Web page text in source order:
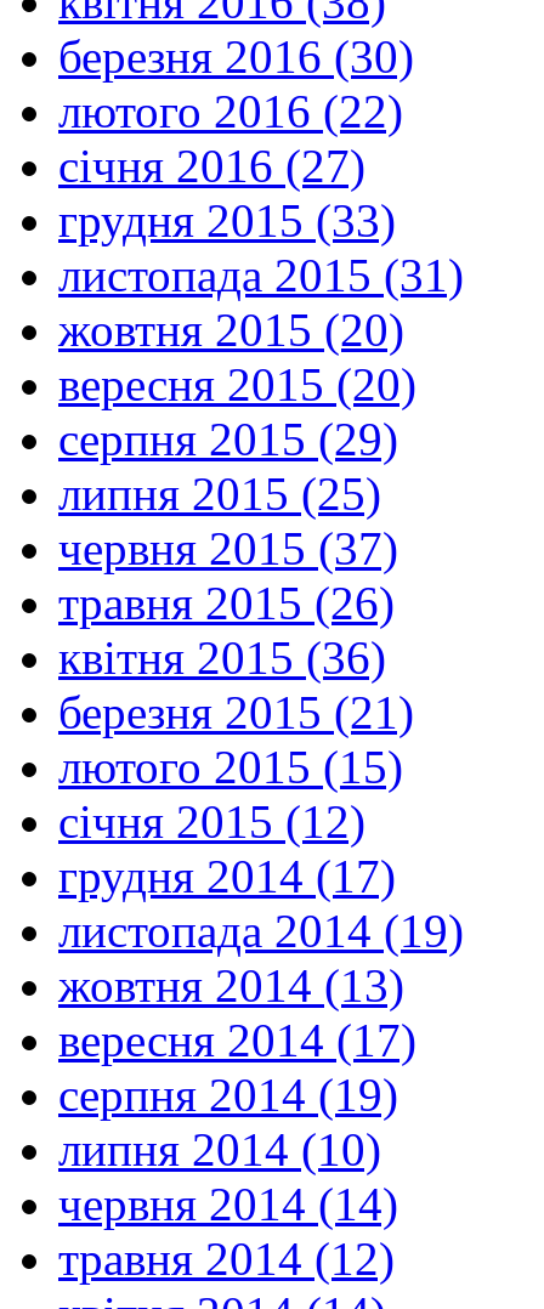
березня 2016 (30)
лютого 2016 (22)
січня 2016 (27)
грудня 2015 (33)
листопада 2015 (31)
жовтня 2015 (20)
вересня 2015 (20)
серпня 2015 (29)
липня 2015 (25)
червня 2015 (37)
травня 2015 (26)
квітня 2015 (36)
березня 2015 (21)
лютого 2015 (15)
січня 2015 (12)
грудня 2014 (17)
листопада 2014 (19)
жовтня 2014 (13)
вересня 2014 (17)
серпня 2014 (19)
липня 2014 (10)
червня 2014 (14)
травня 2014 (12)